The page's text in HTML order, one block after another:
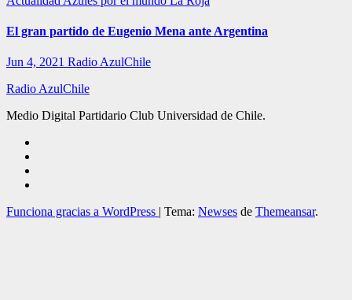
El gran partido de Eugenio Mena ante Argentina
Jun 4, 2021 Radio AzulChile
Radio AzulChile
Medio Digital Partidario Club Universidad de Chile.
Funciona gracias a WordPress | Tema: Newses de Themeansar.